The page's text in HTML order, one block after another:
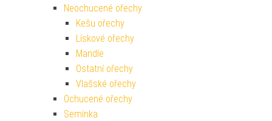
Neochucené ořechy
Kešu ořechy
Lískové ořechy
Mandle
Ostatní ořechy
Vlašské ořechy
Ochucené ořechy
Semínka